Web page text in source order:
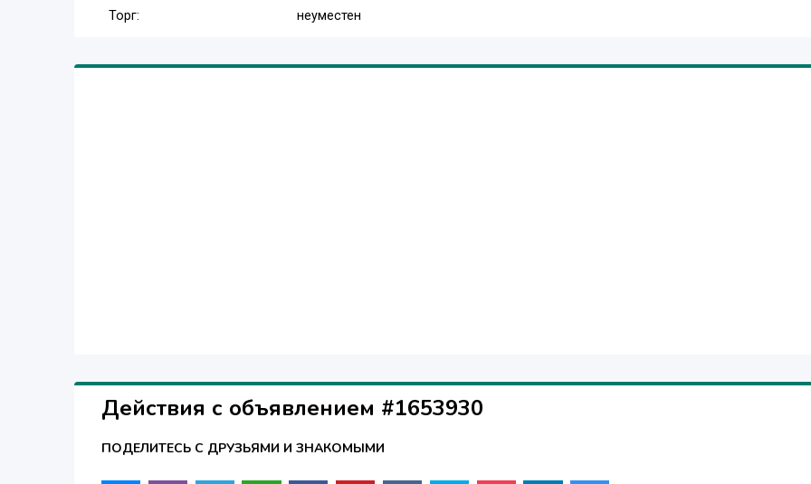
Торг:
неуместен
Действия с объявлением #1653930
ПОДЕЛИТЕСЬ С ДРУЗЬЯМИ И ЗНАКОМЫМИ